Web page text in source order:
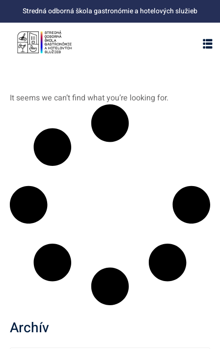
Stredná odborná škola gastronómie a hotelových služieb
It seems we can’t find what you’re looking for.
Archív